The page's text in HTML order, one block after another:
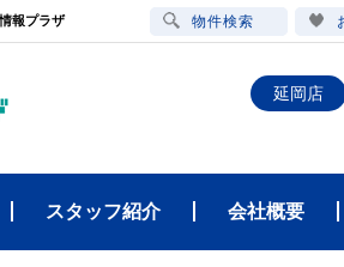
報プラザ
延岡店
スタッフ紹介 会社概要
物件検索